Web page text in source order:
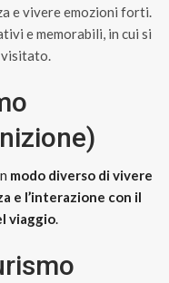
e vivere emozioni forti.
e memorabili, in cui si
visitato.
modo diverso di vivere
e l’interazione con il
viaggio.